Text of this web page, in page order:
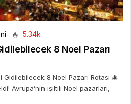
5.34k
8 Noel Pazarı
8 Noel Pazarı Rotası 🎄
Avrupa’nın ışıltılı Noel pazarları,